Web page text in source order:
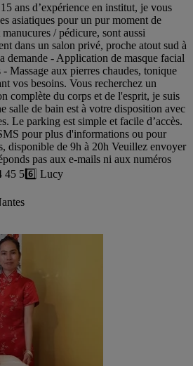
ans d’expérience en institut, je vous
asiatiques pour un pur moment de
/ pédicure, sont aussi
dans un salon privé, proche atout sud à
demande - Application de masque facial
Massage aux pierres chaudes, tonique
vos besoins. Vous recherchez un
complète du corps et de l'esprit, je suis
salle de bain est à votre disposition avec
Le parking est simple et facile d’accès.
pour plus d'informations ou pour
disponible de 9h à 20h Veuillez envoyer
pas aux e-mails ni aux numéros
45 56️⃣ Lucy